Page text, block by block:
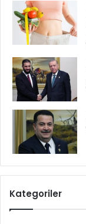
Kategoriler